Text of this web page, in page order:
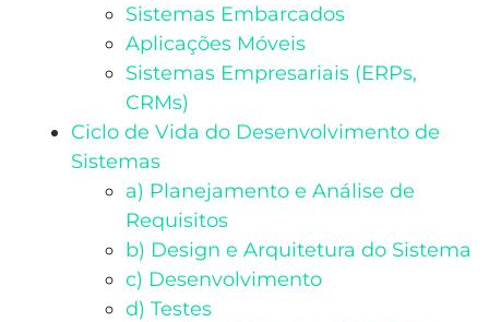
Sistemas Embarcados
Aplicações Móveis
Sistemas Empresariais (ERPs,
CRMs)
Ciclo de Vida do Desenvolvimento de
Sistemas
a) Planejamento e Análise de
Requisitos
b) Design e Arquitetura do Sistema
c) Desenvolvimento
d) Testes